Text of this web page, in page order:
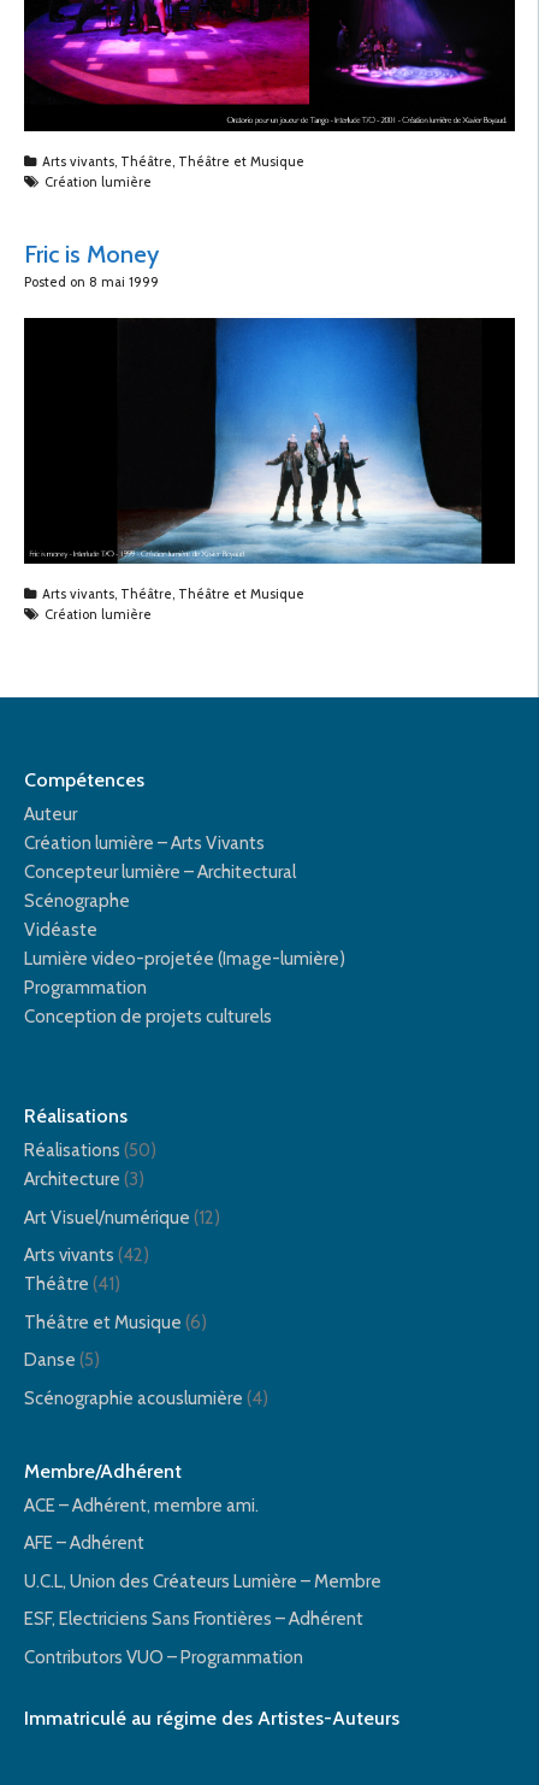
Arts vivants, Théâtre, Théâtre et Musique
Création lumière
Fric is Money
Posted on 8 mai 1999
Arts vivants Théâtre Théâtre et Musique
Création lumière
Compétences
Auteur
Création lumière – Arts Vivants
Concepteur lumière – Architectural
Scénographe
Vidéaste
Lumière video-projetée (Image-lumière)
Programmation
Conception de projets culturels
Réalisations
Réalisations (50)
Architecture (3)
Art Visuel/numérique (12)
Arts vivants (42)
Théâtre (41)
Théâtre et Musique (6)
Danse (5)
Scénographie acouslumière (4)
Membre/Adhérent
ACE – Adhérent, membre ami.
AFE – Adhérent
U.C.L, Union des Créateurs Lumière – Membre
ESF, Electriciens Sans Frontières – Adhérent
Contributors VUO – Programmation
Immatriculé au régime des Artistes-Auteurs